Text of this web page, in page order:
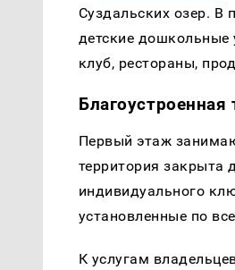
Суздальских озер. В
детские дошкольные
клуб, рестораны,
Первый этаж
территория
индивидуального
установленные по
К услугам